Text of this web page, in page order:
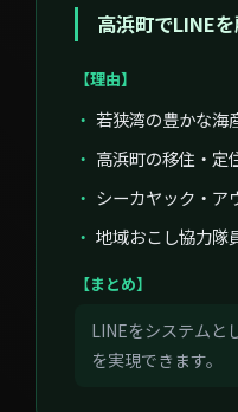
【理由】
若狭湾の豊かな海
高浜町の移住・定
シーカヤック・ア
地域おこし協力隊
【まとめ】
LINEをシステムと
を実現できます。